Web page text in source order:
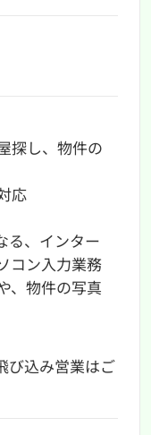
探し、物件の
応
る、インター
コン入力業務
、物件の写真
び込み営業はご